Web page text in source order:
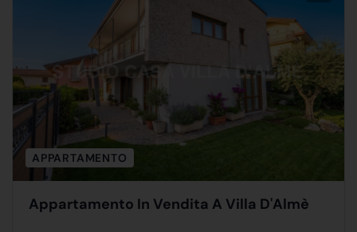
APPARTAMENTO
Appartamento In Vendita A Villa D'Almè